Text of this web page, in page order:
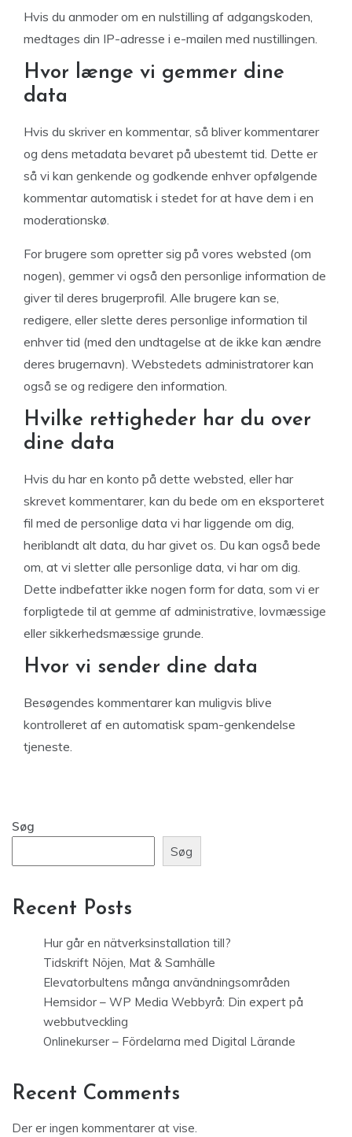
Hvis du anmoder om en nulstilling af adgangskoden,
medtages din IP-adresse i e-mailen med nustillingen.
Hvor længe vi gemmer dine
data
Hvis du skriver en kommentar, så bliver kommentarer
og dens metadata bevaret på ubestemt tid. Dette er
så vi kan genkende og godkende enhver opfølgende
kommentar automatisk i stedet for at have dem i en
moderationskø.
For brugere som opretter sig på vores websted (om
nogen), gemmer vi også den personlige information de
giver til deres brugerprofil. Alle brugere kan se,
redigere, eller slette deres personlige information til
enhver tid (med den undtagelse at de ikke kan ændre
deres brugernavn). Webstedets administratorer kan
også se og redigere den information.
Hvilke rettigheder har du over
dine data
Hvis du har en konto på dette websted, eller har
skrevet kommentarer, kan du bede om en eksporteret
fil med de personlige data vi har liggende om dig,
heriblandt alt data, du har givet os. Du kan også bede
om, at vi sletter alle personlige data, vi har om dig.
Dette indbefatter ikke nogen form for data, som vi er
forpligtede til at gemme af administrative, lovmæssige
eller sikkerhedsmæssige grunde.
Hvor vi sender dine data
Besøgendes kommentarer kan muligvis blive
kontrolleret af en automatisk spam-genkendelse
tjeneste.
Søg
Søg
Recent Posts
Hur går en nätverksinstallation till?
Tidskrift Nöjen, Mat & Samhälle
Elevatorbultens många användningsområden
Hemsidor – WP Media Webbyrå: Din expert på
webbutveckling
Onlinekurser – Fördelarna med Digital Lärande
Recent Comments
Der er ingen kommentarer at vise.